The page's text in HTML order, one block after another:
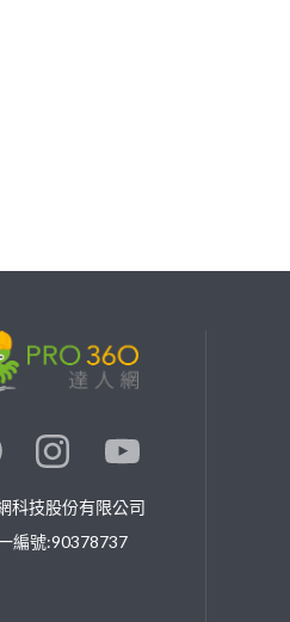
科技股份有限公司
編號:90378737